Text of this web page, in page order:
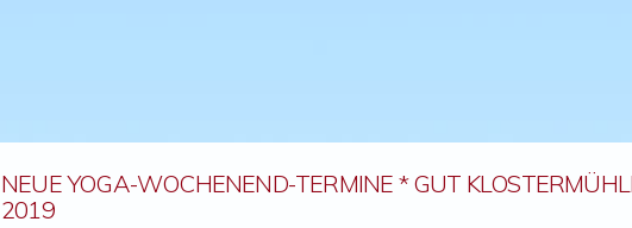
NEUE YOGA-WOCHENEND-TERMINE * GUT
2019